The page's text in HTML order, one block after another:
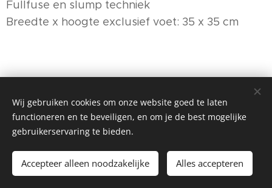
Fullfuse en slump techniek
Breedte x hoogte exclusief voet: 35 x 35 cm
©2026 Mac Kers, Lelystad
Mogelijk gemaakt doorWebnode Cookies
Wij gebruiken cookies om onze website goed te laten
functioneren en te beveiligen, en om je de best mogelijke
gebruikerservaring te bieden.
Accepteer alleen noodzakelijke Alles accepteren